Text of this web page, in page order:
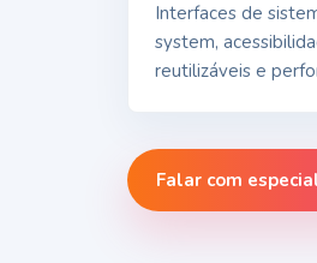
Interfaces de
system,
reutilizáveis e
Falar com